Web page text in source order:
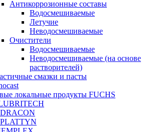
Антикоррозионные составы
Водосмешиваемые
Летучие
Неводосмешиваемые
Очистители
Водосмешиваемые
Неводосмешиваемые (на основе
растворителей)
смазки и пасты
локальные продукты FUCHS